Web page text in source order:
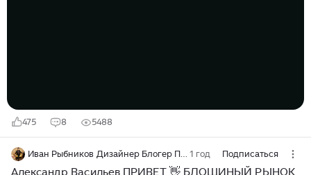
475 8 5488
Иван Рыбников Дизайнер Блогер Певец Коллекционер Походы по блошиным рынкам 1 год Подписаться
Александр Васильев ПРИВЕТ 👋 БЛОШИНЫЙ РЫНОК